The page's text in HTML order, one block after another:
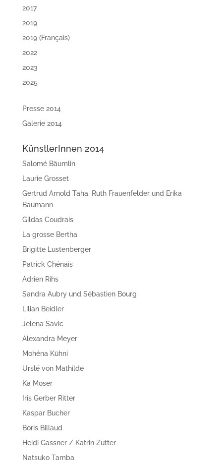
2017
2019
2019 (Français)
2022
2023
2025
Presse 2014
Galerie 2014
KünstlerInnen 2014
Salomé Bäumlin
Laurie Grosset
Gertrud Arnold Taha, Ruth Frauenfelder und Erika
Baumann
Gildas Coudrais
La grosse Bertha
Brigitte Lustenberger
Patrick Chénais
Adrien Rihs
Sandra Aubry und Sébastien Bourg
Lilian Beidler
Jelena Savic
Alexandra Meyer
Mohéna Kühni
Urslé von Mathilde
Ka Moser
Iris Gerber Ritter
Kaspar Bucher
Boris Billaud
Heidi Gassner / Katrin Zutter
Natsuko Tamba